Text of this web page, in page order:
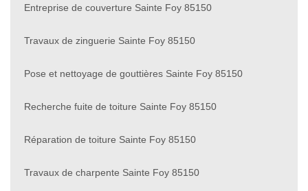
Entreprise de couverture Sainte Foy 85150
Travaux de zinguerie Sainte Foy 85150
Pose et nettoyage de gouttières Sainte Foy 85150
Recherche fuite de toiture Sainte Foy 85150
Réparation de toiture Sainte Foy 85150
Travaux de charpente Sainte Foy 85150